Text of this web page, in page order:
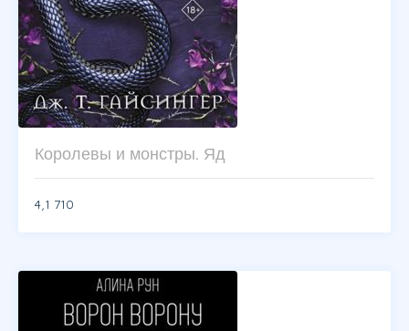
Королевы и монстры. Яд
4,1 710